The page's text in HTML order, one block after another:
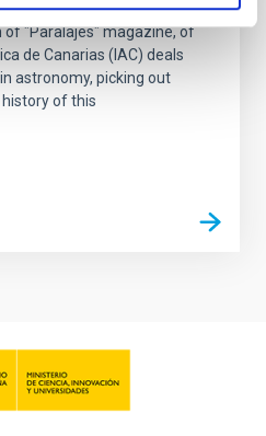
"Paralajes" magazine, of
de Canarias (IAC) deals
astronomy, picking out
of this